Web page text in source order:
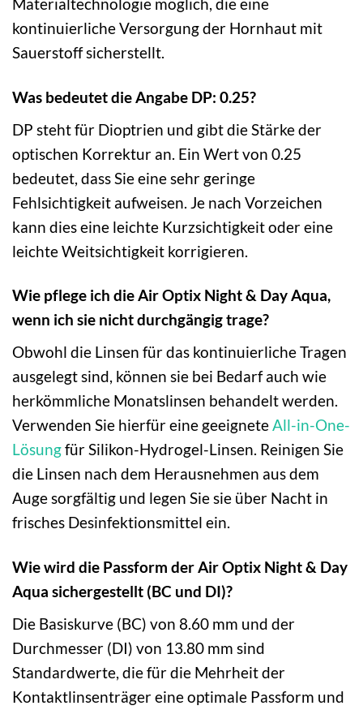
kontinuierliche Versorgung der Hornhaut mit
Sauerstoff sicherstellt.
Was bedeutet die Angabe DP: 0.25?
DP steht für Dioptrien und gibt die Stärke der
optischen Korrektur an. Ein Wert von 0.25
bedeutet, dass Sie eine sehr geringe
Fehlsichtigkeit aufweisen. Je nach Vorzeichen
kann dies eine leichte Kurzsichtigkeit oder eine
leichte Weitsichtigkeit korrigieren.
Wie pflege ich die Air Optix Night & Day Aqua,
wenn ich sie nicht durchgängig trage?
Obwohl die Linsen für das kontinuierliche Tragen
ausgelegt sind, können sie bei Bedarf auch wie
herkömmliche Monatslinsen behandelt werden.
Verwenden Sie hierfür eine geeigneteAll-in-One-
Lösungfür Silikon-Hydrogel-Linsen. Reinigen Sie
die Linsen nach dem Herausnehmen aus dem
Auge sorgfältig und legen Sie sie über Nacht in
frisches Desinfektionsmittel ein.
Wie wird die Passform der Air Optix Night & Day
Aqua sichergestellt (BC und DI)?
Die Basiskurve (BC) von 8.60 mm und der
Durchmesser (DI) von 13.80 mm sind
Standardwerte, die für die Mehrheit der
Kontaktlinsenträger eine optimale Passform und